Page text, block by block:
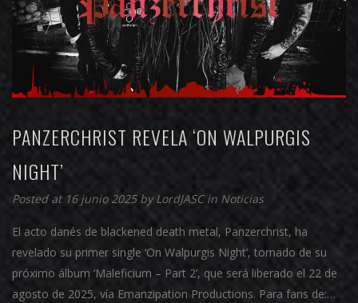
PANZERCHRIST REVELA ‘ON WALPURGIS
NIGHT’
Posted at 16 junio 2025 byLordJASCin Noticias
El acto danés de blackened death metal, Panzerchrist, ha
revelado su primer single ‘On Walpurgis Night’, tomado de su
próximo álbum ‘Maleficium – Part 2’, que será liberado el 22 de
agosto de 2025, vía Emanzipation Productions. Para fans de:…